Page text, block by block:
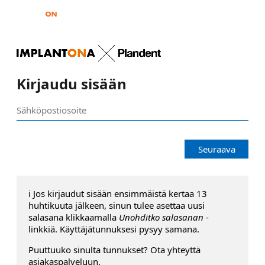
Kirjaudu sisään
Seuraava
ℹ️ Jos kirjaudut sisään ensimmäistä kertaa 13
huhtikuuta jälkeen, sinun tulee asettaa uusi
salasana klikkaamalla Unohditko salasanan -
linkkiä. Käyttäjätunnuksesi pysyy samana.
Puuttuuko sinulta tunnukset? Ota yhteyttä
asiakaspalveluun.